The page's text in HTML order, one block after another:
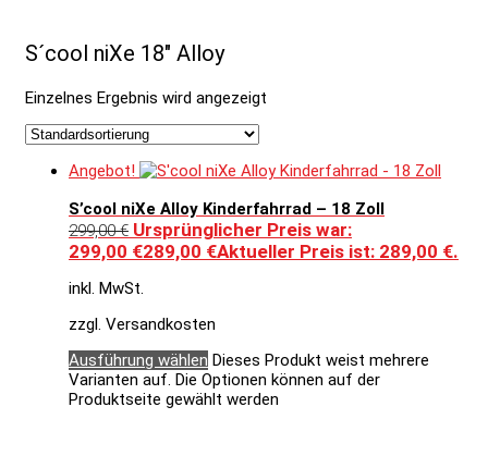
S´cool niXe 18" Alloy
Einzelnes Ergebnis wird angezeigt
Angebot!
S’cool niXe Alloy Kinderfahrrad – 18 Zoll
299,00€ Ursprünglicher Preis war:
299,00 €289,00 €Aktueller Preis ist: 289,00 €.
inkl. MwSt.
zzgl. Versandkosten
Ausführung wählen Dieses Produkt weist mehrere
Varianten auf. Die Optionen können auf der
Produktseite gewählt werden